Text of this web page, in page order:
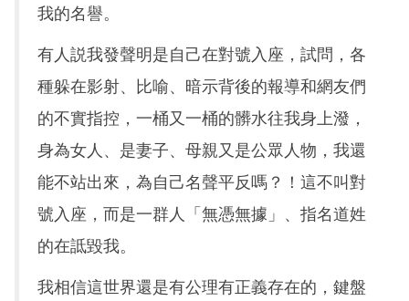
我的名譽。
有人説我發聲明是自己在對號入座，試問，各
種躲在影射、比喻、暗示背後的報導和網友們
的不實指控，一桶又一桶的髒水往我身上潑，
身為女人、是妻子、母親又是公眾人物，我還
能不站出來，為自己名聲平反嗎？！這不叫對
號入座，而是一群人「無憑無據」、指名道姓
的在詆毀我。
我相信這世界還是有公理有正義存在的，鍵盤